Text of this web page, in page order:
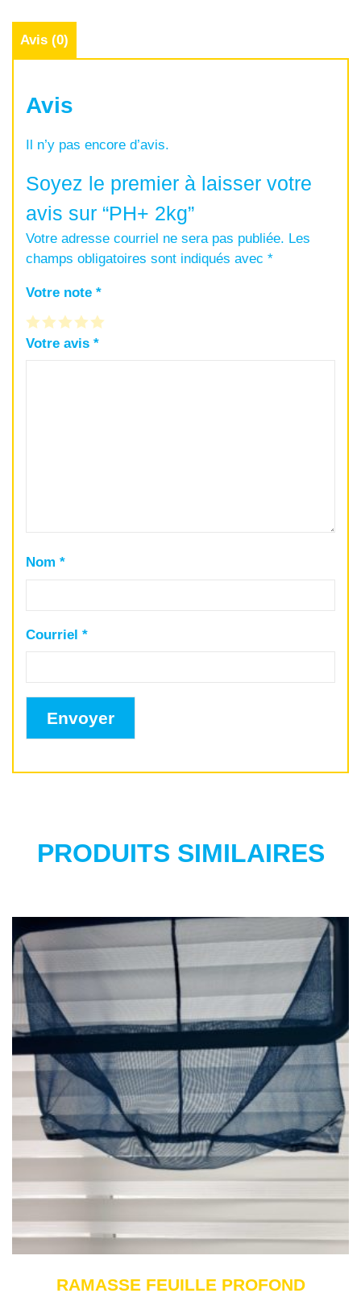
Avis (0)
Avis
Il n’y pas encore d’avis.
Soyez le premier à laisser votre
avis sur “PH+ 2kg”
Votre adresse courriel ne sera pas publiée. Les
champs obligatoires sont indiqués avec *
Votre note *
Votre avis *
Nom *
Courriel *
PRODUITS SIMILAIRES
RAMASSE FEUILLE PROFOND